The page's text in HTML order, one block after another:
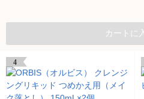
カートに
4